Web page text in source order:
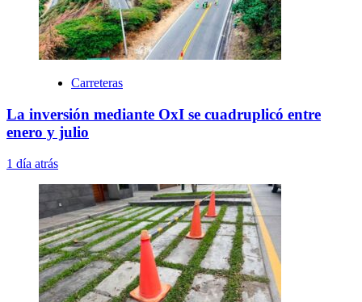
Carreteras
La inversión mediante OxI se cuadruplicó entre
enero y julio
1 día atrás